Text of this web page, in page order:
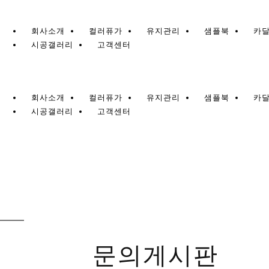
회사소개 컬러퓨가 유지관리 샘플북 카
시공갤러리
고객센터
회사소개 컬러퓨가 유지관리 샘플북 카
시공갤러리
고객센터
문의게시판